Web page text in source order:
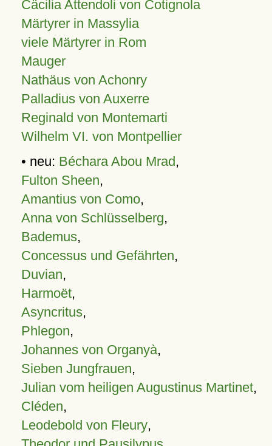
Cäcilia Attendoli von Cotignola
Märtyrer in Massylia
viele Märtyrer in Rom
Mauger
Nathäus von Achonry
Palladius von Auxerre
Reginald von Montemarti
Wilhelm VI. von Montpellier
• neu: Béchara Abou Mrad,
Fulton Sheen,
Amantius von Como,
Anna von Schlüsselberg,
Bademus,
Concessus und Gefährten,
Duvian,
Harmoët,
Asyncritus,
Phlegon,
Johannes von Organyà,
Sieben Jungfrauen,
Julian vom heiligen Augustinus Martinet,
Cléden,
Leodebold von Fleury,